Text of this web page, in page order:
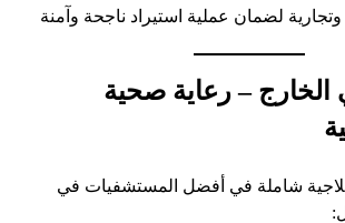
وتجارية لضمان عملية استيراد ناجحة وآمنة
الخارج – رعاية صحية
شاملة في أفضل المستشفيات في